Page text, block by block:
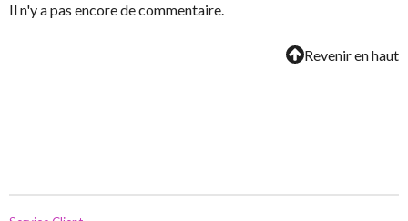
Il n'y a pas encore de commentaire.
Revenir en haut